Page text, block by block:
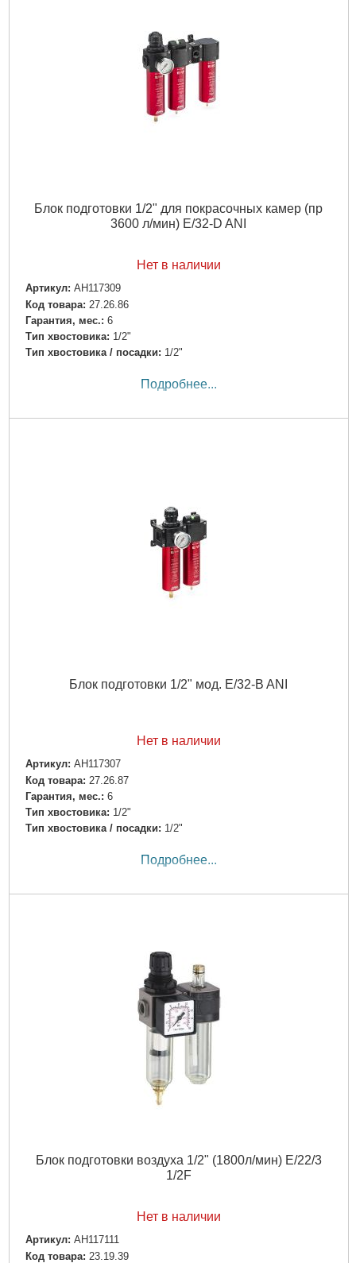
Блок подготовки 1/2" для покрасочных камер (пр
3600 л/мин) E/32-D ANI
Нет в наличии
Артикул: AH117309
Код товара: 27.26.86
Гарантия, мес.: 6
Тип хвостовика: 1/2"
Тип хвостовика / посадки: 1/2"
Подробнее...
Блок подготовки 1/2" мод. E/32-B ANI
Нет в наличии
Артикул: AH117307
Код товара: 27.26.87
Гарантия, мес.: 6
Тип хвостовика: 1/2"
Тип хвостовика / посадки: 1/2"
Подробнее...
Блок подготовки воздуха 1/2" (1800л/мин) E/22/3
1/2F
Нет в наличии
Артикул: AH117111
Код товара: 23.19.39